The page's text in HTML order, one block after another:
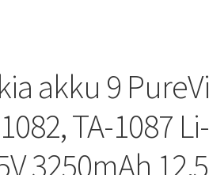
akku 9
TA-1087
3250mAh